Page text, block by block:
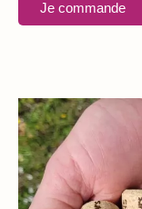
Je commande